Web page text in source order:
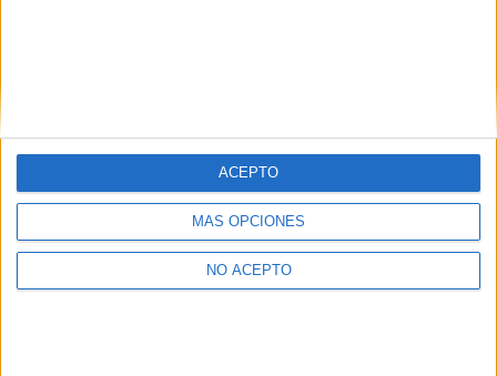
MÁS OPCIONES
NO ACEPTO
ACEPTO
Quiénes somos|Contactar|Anúnciate
Politica de privacidad|Condiciones generales
de cookies
Compás Mediterráneo S.L.
Madrid [ESPAÑA] - Tel. +34 91 593 2767